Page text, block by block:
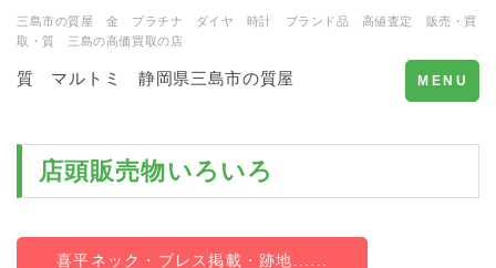
三島市の質屋 金 プラチナ ダイヤ 時計 ブランド品 高値査定 販売・買
取・質 三島の高価買取の店
質 マルトミ 静岡県三島市の質屋
Toggle
navigation
MENU
店頭販売物いろいろ
喜平ネック・ブレス掲載・跡地......